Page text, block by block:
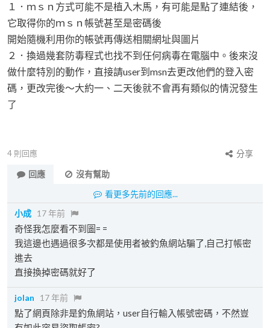
１．ｍｓｎ方式可能不是植入木馬，有可能是點了連結後，
它取得你的ｍｓｎ帳號甚至是密碼後
開始隨機利用你的帳號再傳送相關網址與圖片
２．換過幾套防毒程式也找不到任何病毒在電腦中。後來沒
做什麼特別的動作，直接請user到msn去更改他們的登入密
碼，更改完後～大約一、二天後就不會再有類似的情況發生
了
4 則回應
分享
回應
沒有幫助
看更多先前的回應...
小成 17 年前
奇怪我怎麼看不到圖= =
我這邊也遇過很多次都是使用者被釣魚網站騙了,自己打帳密
進去
直接換掉密碼就好了
jolan 17 年前
點了網頁除非是釣魚網站，user自行輸入帳號密碼，不然豈